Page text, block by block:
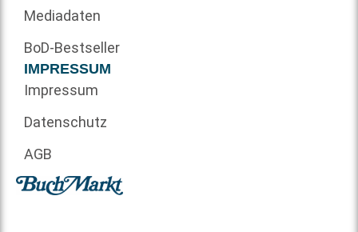
Mediadaten
BoD-Bestseller
IMPRESSUM
Impressum
Datenschutz
AGB